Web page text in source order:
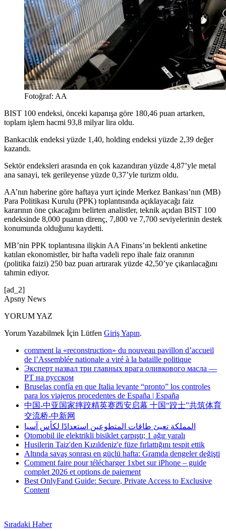
Fotoğraf: AA
BIST 100 endeksi, önceki kapanışa göre 180,46 puan artarken,
toplam işlem hacmi 93,8 milyar lira oldu.
Bankacılık endeksi yüzde 1,40, holding endeksi yüzde 2,39 değer
kazandı.
Sektör endeksleri arasında en çok kazandıran yüzde 4,87’yle metal
ana sanayi, tek gerileyense yüzde 0,37’yle turizm oldu.
AA’nın haberine göre haftaya yurt içinde Merkez Bankası’nın (MB)
Para Politikası Kurulu (PPK) toplantısında açıklayacağı faiz
kararının öne çıkacağını belirten analistler, teknik açıdan BIST 100
endeksinde 8,000 puanın direnç, 7,800 ve 7,700 seviyelerinin destek
konumunda olduğunu kaydetti.
MB’nin PPK toplantısına ilişkin AA Finans’ın beklenti anketine
katılan ekonomistler, bir hafta vadeli repo ihale faiz oranının
(politika faizi) 250 baz puan artırarak yüzde 42,50’ye çıkarılacağını
tahmin ediyor.
[ad_2]
Apsny News
YORUM YAZ
Yorum Yazabilmek İçin Lütfen Giriş Yapın.
comment la «reconstruction» du nouveau pavillon d’accueil
de l’Assemblée nationale a viré à la bataille politique
Эксперт назвал три главных врага оливкового масла —
РТ на русском
Bruselas confía en que Italia levante “pronto” los controles
para los viajeros procedentes de España | España
中国-中亚国家摔跤精英赛西安启幕 十国“跤士”共筑体育
交流桥-中新网
المملكة تعبئ طاقات المتطوعين استعدادًا لكأس آسيا
Otomobil ile elektrikli bisiklet çarpıştı; 1 ağır yaralı
Husilerin Taiz'den Kızıldeniz'e füze fırlattığını tespit ettik
Altında savaş sonrası en güçlü hafta: Gramda dengeler değişti
Comment faire pour télécharger 1xbet sur iPhone – guide
complet 2026 et options de paiement
Best OnlyFand Guide: Secure, Private Access to Exclusive
Content
Sıradaki Haber